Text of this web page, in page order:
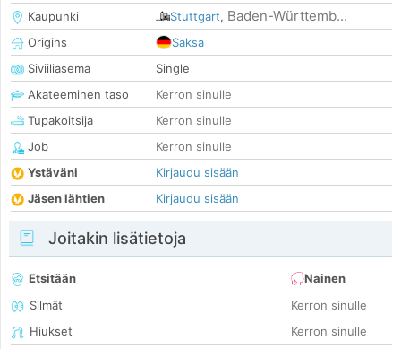
Kaupunki
Stuttgart, Baden-Württemb...
Origins
Saksa
Siviiliasema
Single
Akateeminen taso
Kerron sinulle
Tupakoitsija
Kerron sinulle
Job
Kerron sinulle
Ystäväni
Kirjaudu sisään
Jäsen lähtien
Kirjaudu sisään
Joitakin lisätietoja
Etsitään
Nainen
Silmät
Kerron sinulle
Hiukset
Kerron sinulle